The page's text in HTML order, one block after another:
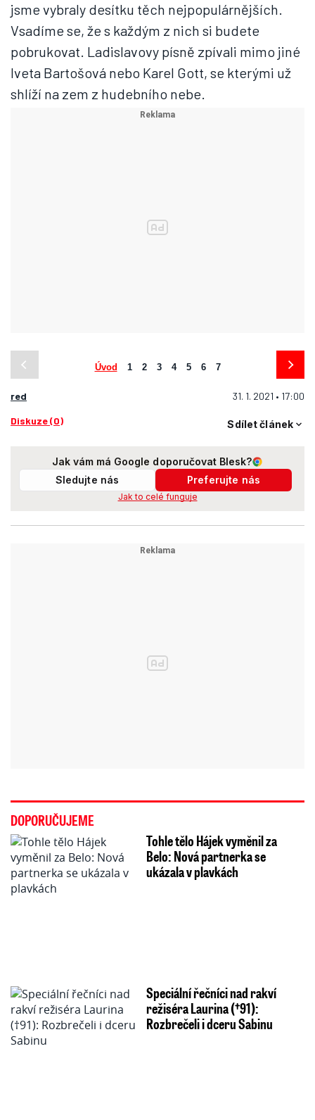
jsme vybraly desítku těch nejpopulárnějších.
Vsadíme se, že s každým z nich si budete
pobrukovat. Ladislavovy písně zpívali mimo jiné
Iveta Bartošová nebo Karel Gott, se kterými už
shlíží na zem z hudebního nebe.
Úvod 1 2 3 4 5 6 7
red 31. 1. 2021 • 17:00
Diskuze (0) Sdílet článek
Jak vám má Google doporučovat Blesk?
Sledujte nás
Preferujte nás
Jak to celé funguje
DOPORUČUJEME
Tohle tělo Hájek vyměnil za
Belo: Nová partnerka se
ukázala v plavkách
Speciální řečníci nad rakví
režiséra Laurina (†91):
Rozbrečeli i dceru Sabinu